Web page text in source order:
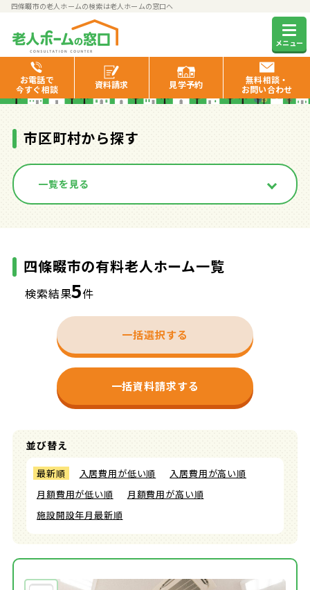
四條畷市の老人ホームの検索は老人ホームの窓口へ
メニュー
お電話で
今すぐ相談
資料請求 見学予約
無料相談・
お問い合わせ
四條畷市の有料老人ホーム一覧
市区町村から探す
一覧を見る
四條畷市の有料老人ホーム一覧
検索結果5件
一括選択する
一括資料請求する
並び替え
最新順 入居費用が低い順
入居費用が高い順
月額費用が低い順
月額費用が高い順
施設開設年月最新順